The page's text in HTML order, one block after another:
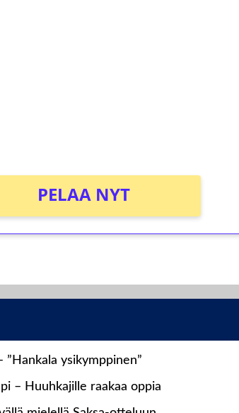
PELAA NYT
”Hankala ysikymppinen”
– Huuhkajille raakaa oppia